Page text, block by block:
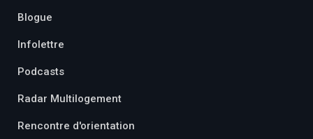
Blogue
Infolettre
Podcasts
Radar Multilogement
Rencontre d'orientation